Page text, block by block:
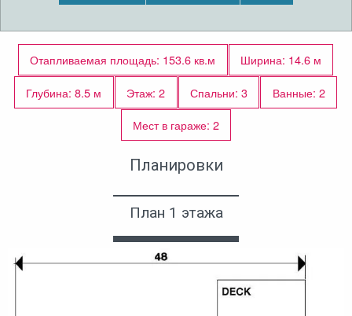
Отапливаемая площадь: 153.6 кв.м
Ширина: 14.6 м
Глубина: 8.5 м
Этаж: 2 Спальни: 3
Ванные: 2
Мест в гараже: 2
Планировки
План 1 этажа